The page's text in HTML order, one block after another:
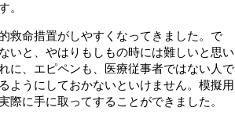
。
救命措置がしやすくなってきました。で
いと、やはりもしもの時には難しいと思い
に、エピペンも、医療従事者ではない人で
ようにしておかないといけません。模擬用
に手に取ってすることができました。